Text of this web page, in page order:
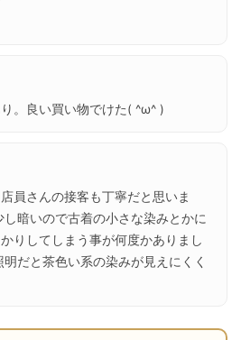
。良い買い物でけた( ^ω^ )
員さんの接客も丁寧だと思いま
暗いので古着の小さな染みとかに
りしてしまう事が何度かありまし
だと茶色い系の染みが見えにくく